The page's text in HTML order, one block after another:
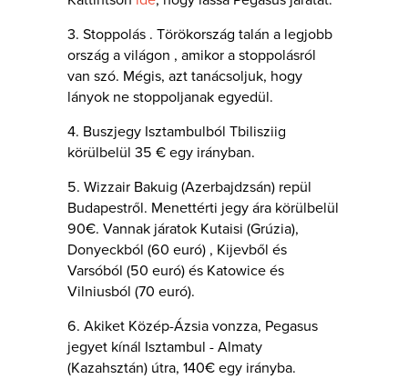
3. Stoppolás . Törökország talán a legjobb
ország a világon , amikor a stoppolásról
van szó. Mégis, azt tanácsoljuk, hogy
lányok ne stoppoljanak egyedül.
4. Buszjegy Isztambulból Tbilisziig
körülbelül 35 € egy irányban.
5. Wizzair Bakuig (Azerbajdzsán) repül
Budapestről. Menettérti jegy ára körülbelül
90€. Vannak járatok Kutaisi (Grúzia),
Donyeckból (60 euró) , Kijevből és
Varsóból (50 euró) és Katowice és
Vilniusból (70 euró).
6. Akiket Közép-Ázsia vonzza, Pegasus
jegyet kínál Isztambul - Almaty
(Kazahsztán) útra, 140€ egy irányba.